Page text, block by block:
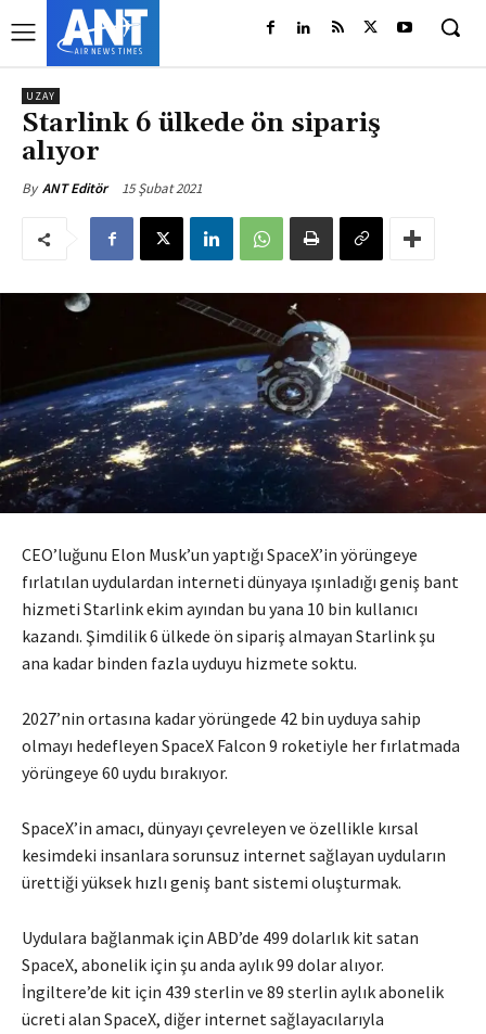
UZAY
Starlink 6 ülkede ön sipariş
alıyor
By ANT Editör 15 Şubat 2021
CEO’luğunu Elon Musk’un yaptığı SpaceX’in yörüngeye
fırlatılan uydulardan interneti dünyaya ışınladığı geniş bant
hizmeti Starlink ekim ayından bu yana 10 bin kullanıcı
kazandı. Şimdilik 6 ülkede ön sipariş almayan Starlink şu
ana kadar binden fazla uyduyu hizmete soktu.
2027’nin ortasına kadar yörüngede 42 bin uyduya sahip
olmayı hedefleyen SpaceX Falcon 9 roketiyle her fırlatmada
yörüngeye 60 uydu bırakıyor.
SpaceX’in amacı, dünyayı çevreleyen ve özellikle kırsal
kesimdeki insanlara sorunsuz internet sağlayan uyduların
ürettiği yüksek hızlı geniş bant sistemi oluşturmak.
Uydulara bağlanmak için ABD’de 499 dolarlık kit satan
SpaceX, abonelik için şu anda aylık 99 dolar alıyor.
İngiltere’de kit için 439 sterlin ve 89 sterlin aylık abonelik
ücreti alan SpaceX, diğer internet sağlayacılarıyla